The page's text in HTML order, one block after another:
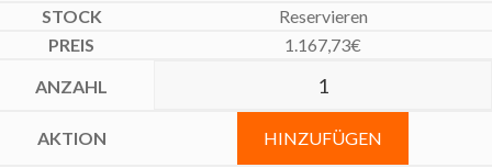
Reservieren
1.167,73€
HINZUFÜGEN